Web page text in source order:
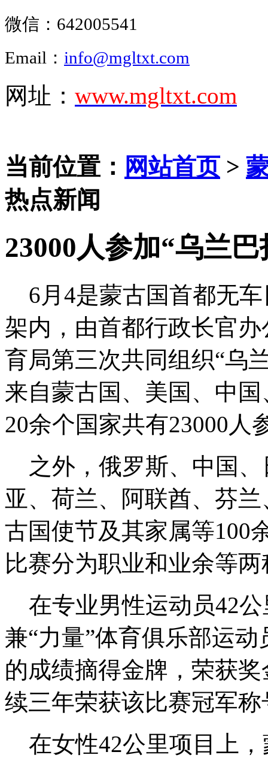
微信： 642005541
Email： info@mgltxt.com
网址： www.mgltxt.com
当前位置： 网站首页>
热点新闻
23000人参加“乌兰
6月4是蒙古国首都无车
架内，由首都行政长官
育局第三次共同组织“乌
来自蒙古国、美国、中
20余个国家共有23000人
之外，俄罗斯、中国、
亚、荷兰、阿联酋、芬
古国使节及其家属等100
比赛分为职业和业余等
在专业男性运动员42
兼“力量”体育俱乐部运
的成绩摘得金牌，荣获
续三年荣获该比赛冠军称
在女性42公里项目上，